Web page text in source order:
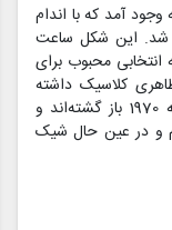
نمادین به وجود آمد که با اندام
این شکل ساعت
محبوب برای
کلاسیک داشته
باشند. به طور مشابه، استایل‌های بوهمیای دهه 1970 باز گشته‌اند و
و در عین حال شیک